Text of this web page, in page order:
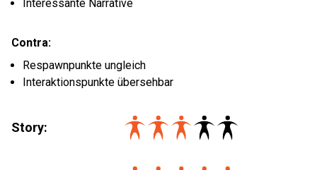
Interessante Narrative
Contra:
Respawnpunkte ungleich
Interaktionspunkte übersehbar
Story: